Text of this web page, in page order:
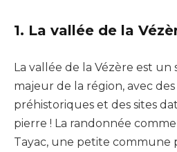
1. La vallée de la
La vallée de la Vézère est
majeur de la région, avec
préhistoriques et des sites
pierre ! La randonnée
Tayac, une petite commune